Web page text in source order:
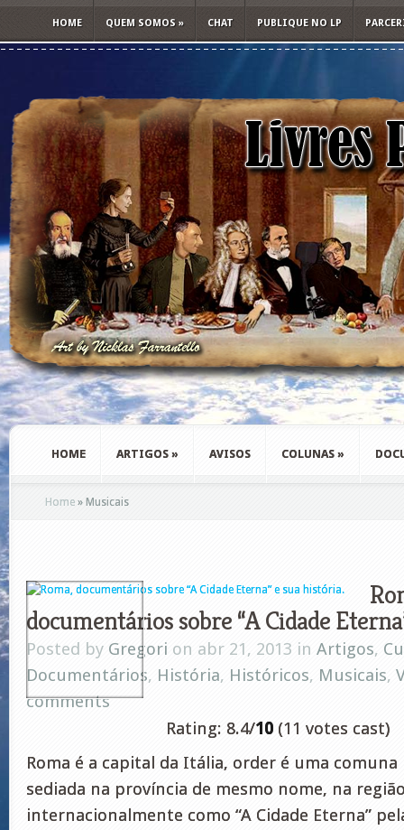
HOME QUEM SOMOS » CHAT PUBLIQUE NO LP
HOME ARTIGOS » AVISOS COLUNAS »
Home » Musicais
documentários sobre “A Cidade
Posted by Gregori on abr 21, 2013 in Artigos,
Documentários, História, Históricos, Musicais,
comments
Rating: 8.4/10 (11 votes cast)
Roma é a capital da Itália, order é uma
sediada na província de mesmo nome, na
internacionalmente como “A Cidade Eterna”